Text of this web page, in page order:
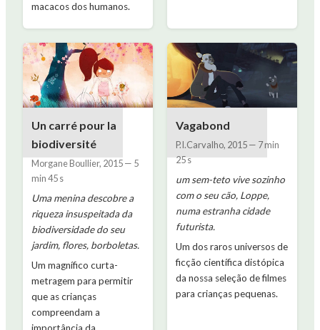
macacos dos humanos.
Un carré pour la
biodiversité
Morgane Boullier, 2015— 5
min 45 s
Uma menina descobre a
riqueza insuspeitada da
biodiversidade do seu
jardim, flores, borboletas.
Um magnífico curta-
metragem para permitir
que as crianças
compreendam a
Vagabond
P.I.Carvalho, 2015— 7 min
25 s
um sem-teto vive sozinho
com o seu cão, Loppe,
numa estranha cidade
futurista.
Um dos raros universos de
ficção científica distópica
da nossa seleção de filmes
para crianças pequenas.